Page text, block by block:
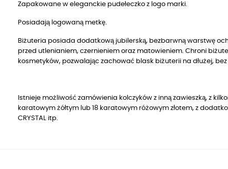
Zapakowane w eleganckie pudełeczko z logo marki.
Posiadają logowaną metkę.
Biżuteria posiada dodatkową jubilerską, bezbarwną warstwę
przed utlenianiem, czernieniem oraz matowieniem. Chroni
kosmetyków, pozwalając zachować blask biżuterii na dłużej, bez
Istnieje możliwość zamówienia kolczyków z inną zawieszką, z
karatowym żółtym lub 18 karatowym różowym złotem, z
CRYSTAL itp.